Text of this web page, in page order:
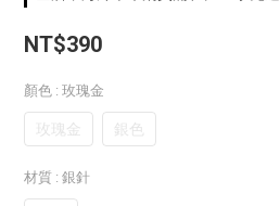
NT$390
顏色 : 玫瑰金
玫瑰金 銀色
材質 : 銀針